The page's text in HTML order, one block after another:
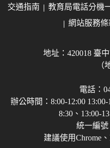
交通指南 教育局電話分機
網站服務條
地址：420018 臺
（
電話：
辦公時間：8:00-12:00
8:30、13:00-
統一編號
建議使用Chrome